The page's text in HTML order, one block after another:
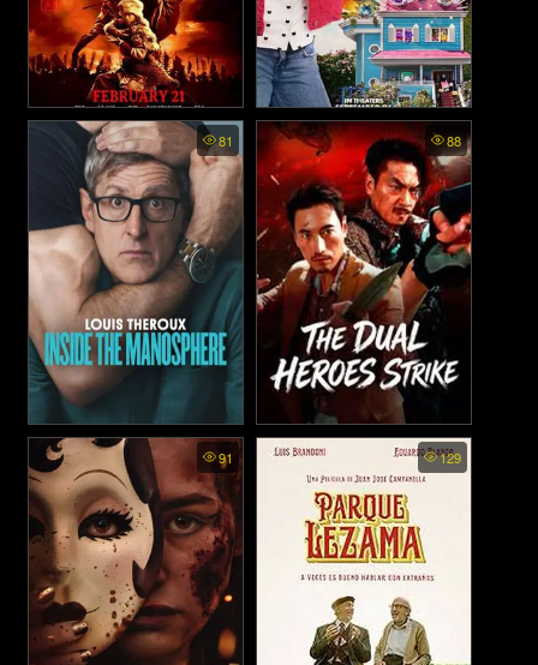
The Legend of the Condor
Heroes The Gallants - มังกร
หยก จอมยุทธ์ผู้ยิ่งใหญ่ (2025)
Gabby's Dollhouse: The
Movie (2025)
81
Louis Theroux Inside the
Manosphere - หลุยส์ เทอโรซ์
เจาะโลกยุคใหม่ของชายนิยม
(2026)
88
The Dual Heroes Strike - สอง
ฮีโร่บุกทะลวง (2026)
91 129